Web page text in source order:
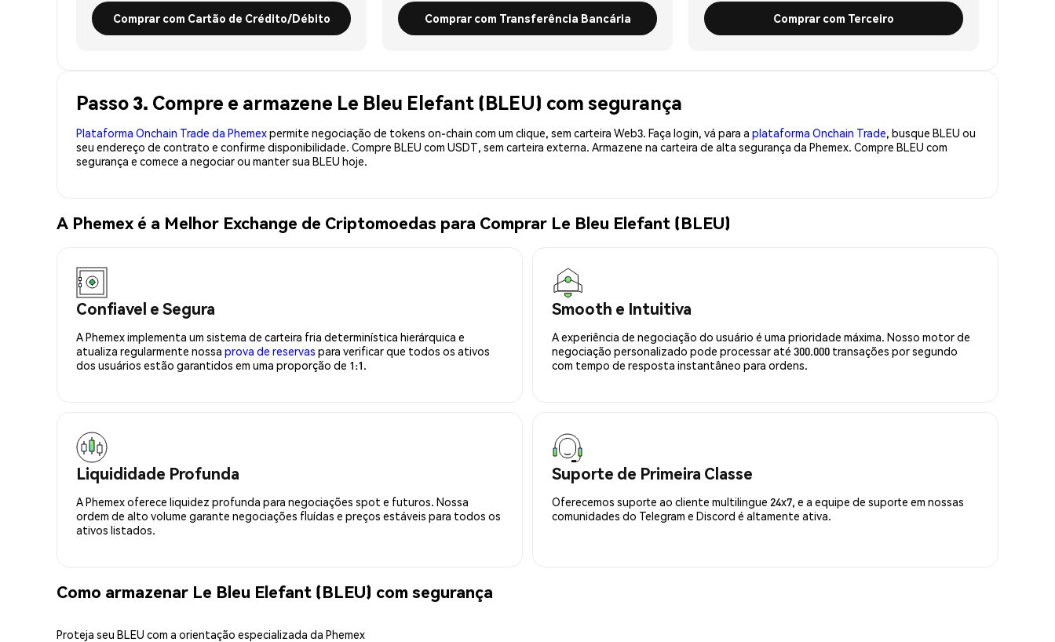
Comprar com Cartão de Crédito/Débito Comprar com Transferência Bancária Comprar com Terceiro
Passo 3. Compre e armazene Le Bleu Elefant (BLEU) com segurança
Plataforma Onchain Trade da Phemexpermite negociação de tokens on-chain com um clique, sem carteira Web3. Faça login, vá para a plataforma Onchain Trade, busque BLEU ou
seu endereço de contrato e confirme disponibilidade. Compre BLEU com USDT, sem carteira externa. Armazene na carteira de alta segurança da Phemex. Compre BLEU com
segurança e comece a negociar ou manter sua BLEU hoje.
A Phemex é a Melhor Exchange de Criptomoedas para Comprar Le Bleu Elefant (BLEU)
Confiavel e Segura
A Phemex implementa um sistema de carteira fria determinística hierárquica e
atualiza regularmente nossa prova de reservas para verificar que todos os ativos
dos usuários estão garantidos em uma proporção de 1:1.
Smooth e Intuitiva
A experiência de negociação do usuário é uma prioridade máxima. Nosso motor de
negociação personalizado pode processar até 300.000 transações por segundo
com tempo de resposta instantâneo para ordens.
Liquididade Profunda
A Phemex oferece liquidez profunda para negociações spot e futuros. Nossa
ordem de alto volume garante negociações fluídas e preços estáveis para todos os
ativos listados.
Suporte de Primeira Classe
Oferecemos suporte ao cliente multilingue 24x7, e a equipe de suporte em nossas
comunidades do Telegram e Discord é altamente ativa.
Como armazenar Le Bleu Elefant (BLEU) com segurança
Proteja seu BLEU com a orientação especializada da Phemex